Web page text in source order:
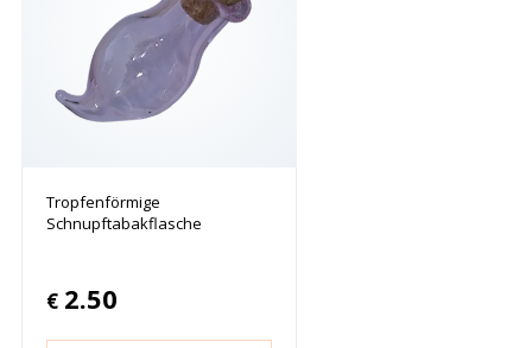
Tropfenförmige
Schnupftabakflasche
€ 2.50